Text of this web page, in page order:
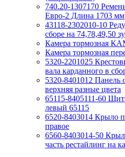
740.20-1307170
Евро-2 Длина 1703 мм
43118-2302010-10
сборе на 74,78,49,50
Камера тормозная
Камера тормозная
5320-2201025
вала карданного в
5320-8401012
верхняя разные цвета
65115-8405111-60
левый 65115
6520-8403014 Крыло
правое
6560-8403014-50
часть рестайлинг на